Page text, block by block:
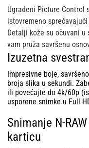
Ugrađeni Picture Control
istovremeno
Detalji kože su očuvani
vam pruža savršenu
Izuzetna
Impresivne boje,
broja slika u sekundi.
ili povećajte do 4k/60p
usporene snimke u Full
Snimanje N-
karticu